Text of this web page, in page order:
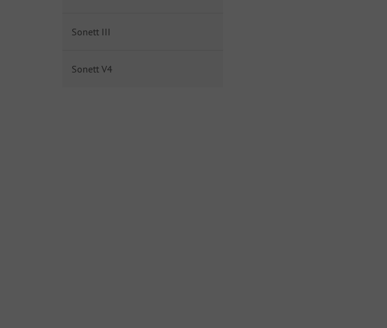
Sonett III
Sonett V4